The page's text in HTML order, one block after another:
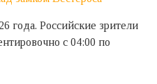
года. Российские зрители
с 04:00 по